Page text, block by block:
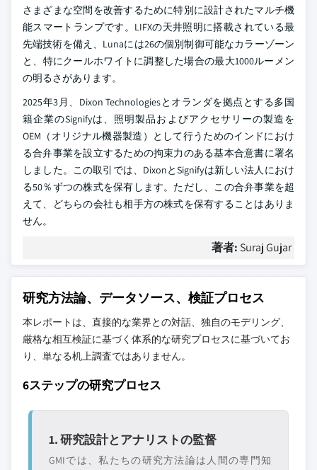
さまざまな空間を改善するために特別に設計されたマルチ機
能スマートランプです。LIFXの天井照明に搭載されている最
先端技術を備え、Lunaには26の個別制御可能なカラーゾーン
と、特にクールホワイトに調整した場合の最大1000ルーメン
の明るさがあります。
2025年3月、Dixon Technologiesとオランダを拠点とする多国
籍企業のSignifyは、照明製品およびアクセサリーの製造を
OEM（オリジナル機器製造）として行うためのインドにおけ
る合弁事業を設立するための拘束力のある基本合意書に署名
しました。この取引では、DixonとSignifyは新しい法人におけ
る50％ずつの株式を保有します。ただし、この合弁事業を超
えて、どちらの会社も相手方の株式を保有することはありま
せん。
著者: Suraj Gujar
研究方法論、データソース、検証プロセス
本レポートは、直接的な業界との対話、独自のモデリング、
厳格な相互検証に基づく体系的な研究プロセスに基づいてお
り、単なる机上調査ではありません。
6ステップの研究プロセス
1. 研究設計とアナリストの監督
GMIでは、私たちの研究方法論は人間の専門知